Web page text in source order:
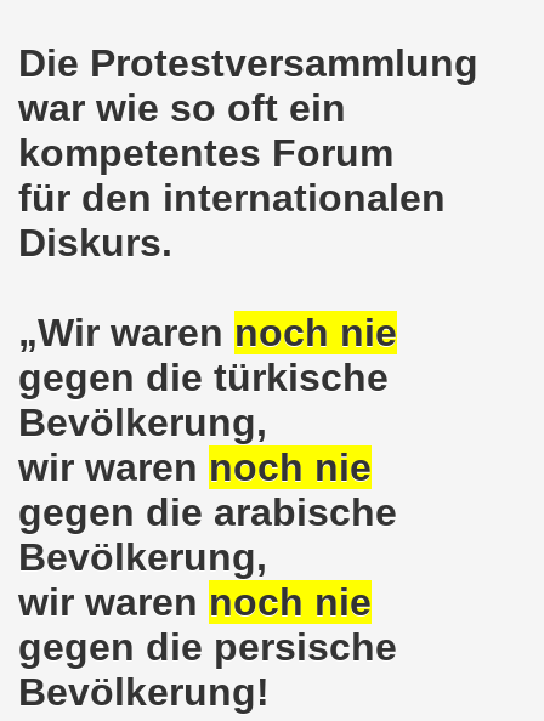
Die Protestversammlung
war wie so oft ein
kompetentes Forum
für den internationalen
Diskurs.
„Wir waren noch nie
gegen die türkische
Bevölkerung,
wir waren noch nie
gegen die arabische
Bevölkerung,
wir waren noch nie
gegen die persische
Bevölkerung!
am 13.12.2021 nimmt Ampel-Koalition unter
am 06.12.2021 in Halle an der Saale Contra
Bewegung am 08.11.2021 im Zeichen des Kampfs zur
den 08.11.2021 Tag des Widerstands für die
die Abwälzung der Krisenlasten auf unserem
in Gelsenkirchenen-Buer am 11.10.2021
Gelsenkirchener Montagsdemo-Bewegung am
auch wieder für die Landesliste der
am 13.09.2021 im direkten Gespräch -
solidarisch am 12.07.2021 mit Stefan Engel,
Bewegung Gelsenkirchen am 12.07.2021!
Bürger am 14.06.2021 müssen alle